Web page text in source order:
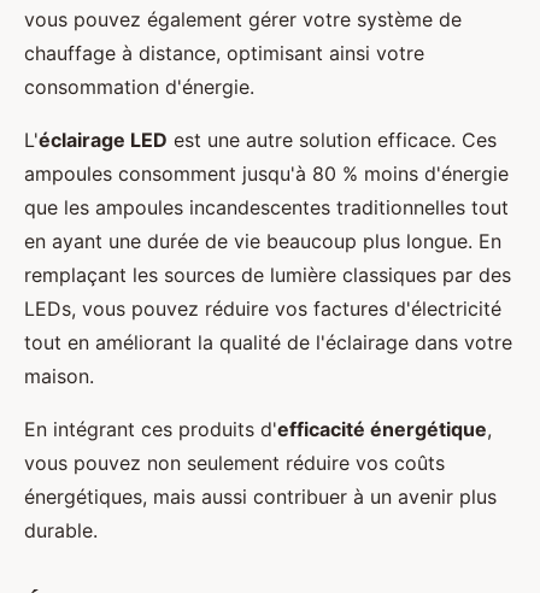
vous pouvez également gérer votre système de
chauffage à distance, optimisant ainsi votre
consommation d'énergie.
L'éclairage LED est une autre solution efficace. Ces
ampoules consomment jusqu'à 80 % moins d'énergie
que les ampoules incandescentes traditionnelles tout
en ayant une durée de vie beaucoup plus longue. En
remplaçant les sources de lumière classiques par des
LEDs, vous pouvez réduire vos factures d'électricité
tout en améliorant la qualité de l'éclairage dans votre
maison.
En intégrant ces produits d'efficacité énergétique,
vous pouvez non seulement réduire vos coûts
énergétiques, mais aussi contribuer à un avenir plus
durable.